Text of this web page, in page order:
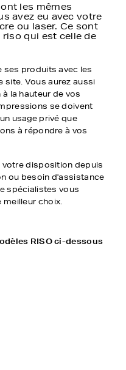
les mêmes
avez eu avec votre
ou laser. Ce sont
qui est celle de
ses produits avec les
Vous aurez aussi
la hauteur de vos
se doivent
usage privé que
à répondre à vos
votre disposition depuis
ou besoin d'assistance
spécialistes vous
choix.
RISO ci-dessous